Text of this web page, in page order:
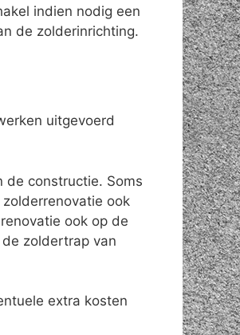
indien nodig een
de zolderinrichting.
uitgevoerd
de constructie. Soms
ook
ook op de
zoldertrap van
extra kosten